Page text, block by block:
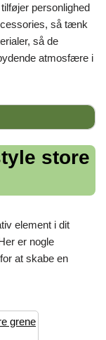
personlighed
så tænk
så de
atmosfære i
store
element i dit
er nogle
at skabe en